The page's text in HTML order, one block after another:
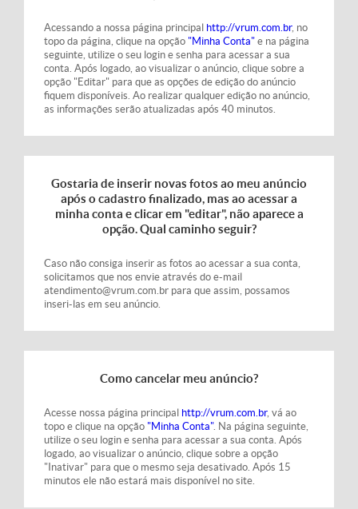
Acessando a nossa página principal http://vrum.com.br, no
topo da página, clique na opção "Minha Conta" e na página
seguinte, utilize o seu login e senha para acessar a sua
conta. Após logado, ao visualizar o anúncio, clique sobre a
opção "Editar" para que as opções de edição do anúncio
fiquem disponíveis. Ao realizar qualquer edição no anúncio,
as informações serão atualizadas após 40 minutos.
Gostaria de inserir novas fotos ao meu anúncio
após o cadastro finalizado, mas ao acessar a
minha conta e clicar em "editar", não aparece a
opção. Qual caminho seguir?
Caso não consiga inserir as fotos ao acessar a sua conta,
solicitamos que nos envie através do e-mail
atendimento@vrum.com.br para que assim, possamos
inseri-las em seu anúncio.
Como cancelar meu anúncio?
Acesse nossa página principal http://vrum.com.br, vá ao
topo e clique na opção "Minha Conta". Na página seguinte,
utilize o seu login e senha para acessar a sua conta. Após
logado, ao visualizar o anúncio, clique sobre a opção
"Inativar" para que o mesmo seja desativado. Após 15
minutos ele não estará mais disponível no site.